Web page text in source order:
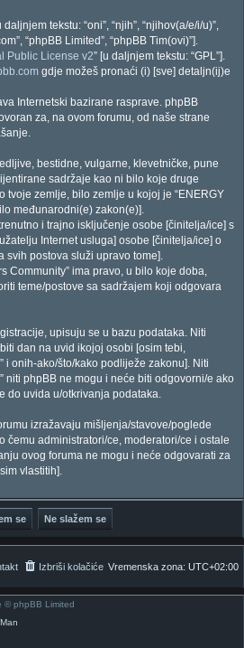
tekstu: “oni”, “njih”, “njihov(a/e/i/u)”,
“phpBB Limited”, “phpBB Tim(ovi)”].
Public License v2” [u daljnjem tekstu: “GPL”].
gdje možeš pronaći (i) [sve] detaljn(ij)e
Internetski bazirane rasprave. phpBB
za, na ovom forumu, od naše strane
bestidne, vulgarne, klevetničke, pune
sadržaje kao ni bilo koje druge
tvoje zemlje, bilo zemlje u kojoj je “ENERGY
međunarodni(e) zakon(e)].
i trajno isključenje osobe [činitelja/ice] s
Internet usluga] osobe [činitelja/ice] o
postova služi upravo tome].
Community” ima pravo, u bilo koje doba,
teme/postove sa sadržajem koji odgovara
upisuju se u bazu podataka. Niti
dan na uvid ikojoj osobi [osim tebi,
i onih-ako/što/kako podliježe zakonu]. Niti
niti phpBB ne mogu i neće biti odgovorni/e ako
do uvida u/otkrivanja podataka.
izražavaju mišljenja/stavove/poglede
čemu administratori/ce, moderatori/ce i ostale
ovog foruma ne mogu i neće odgovarati za
vlastitih].
Vremenska zona: UTC+02:00
Izbriši kolačiće
© phpBB Limited